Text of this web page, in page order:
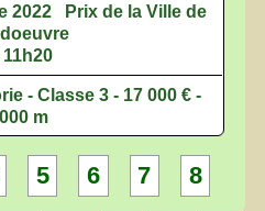
2022
Prix de la Ville de
11h20
- Classe 3 - 17 000 € -
m
5 6 7 8